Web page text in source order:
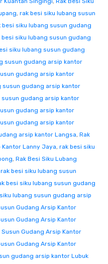
, rak besi siku lubang susun
besi siku lubang susun gudang
besi siku lubang susun gudang
siku lubang susun gudang
susun gudang arsip kantor
gudang arsip kantor
susun gudang arsip kantor
susun gudang arsip kantor
gudang arsip kantor
gudang arsip kantor
arsip kantor Langsa, Rak
Kantor Lanny Jaya, rak besi siku
, Rak Besi Siku Lubang
rak besi siku lubang susun
besi siku lubang susun gudang
lubang susun gudang arsip
Gudang Arsip Kantor
Gudang Arsip Kantor
Susun Gudang Arsip Kantor
Gudang Arsip Kantor
gudang arsip kantor Lubuk